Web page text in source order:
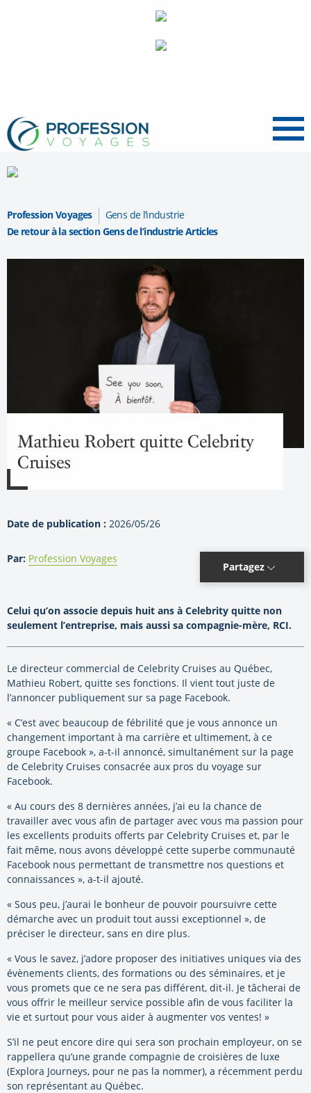
Menu
Profession Voyages
Gens de l’industrie
De retour à la section Gens de l’industrie Articles
Mathieu Robert quitte Celebrity
Cruises
Date de publication : 2026/05/26
Par: Profession Voyages
Partagez
Celui qu’on associe depuis huit ans à Celebrity quitte non
seulement l’entreprise, mais aussi sa compagnie-mère, RCI.
Le directeur commercial de Celebrity Cruises au Québec,
Mathieu Robert, quitte ses fonctions. Il vient tout juste de
l’annoncer publiquement sur sa page Facebook.
« C’est avec beaucoup de fébrilité que je vous annonce un
changement important à ma carrière et ultimement, à ce
groupe Facebook », a-t-il annoncé, simultanément sur la page
de Celebrity Cruises consacrée aux pros du voyage sur
Facebook.
« Au cours des 8 dernières années, j’ai eu la chance de
travailler avec vous afin de partager avec vous ma passion pour
les excellents produits offerts par Celebrity Cruises et, par le
fait même, nous avons développé cette superbe communauté
Facebook nous permettant de transmettre nos questions et
connaissances », a-t-il ajouté.
« Sous peu, j’aurai le bonheur de pouvoir poursuivre cette
démarche avec un produit tout aussi exceptionnel », de
préciser le directeur, sans en dire plus.
« Vous le savez, j’adore proposer des initiatives uniques via des
évènements clients, des formations ou des séminaires, et je
vous promets que ce ne sera pas différent, dit-il. Je tâcherai de
vous offrir le meilleur service possible afin de vous faciliter la
vie et surtout pour vous aider à augmenter vos ventes! »
S’il ne peut encore dire qui sera son prochain employeur, on se
rappellera qu’une grande compagnie de croisières de luxe
(Explora Journeys, pour ne pas la nommer), a récemment perdu
son représentant au Québec.